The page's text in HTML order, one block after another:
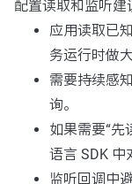
配置读取和监听建
应用读取已知
务运行时做
需要持续感
询。
如果需要“先
语言 SDK 中
监听回调中